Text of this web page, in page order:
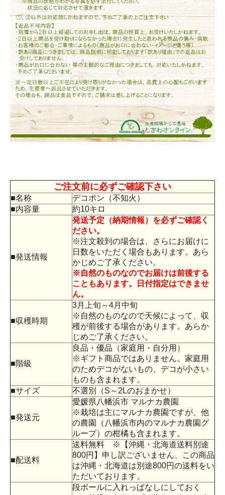
ご注文前に必ずご確認下さい
■名称
デコポン（不知火）
■内容量
約10キロ
■発送情報
発送予定（納期情報）を必ずご確認く
ださい。
※注文殺到の場合は、さらにお届けに
日数をいただく場合もあります。あら
かじめご了承ください。
※自然のものなのでお届けは前後する
こともあります。日付指定はできませ
ん。
■収穫時期
3月上旬～4月中旬
※自然のものなので天候によって、収
穫が前後する場合があります。あらか
じめご了承ください。
■階級
良品・優品（家庭用・自分用）
※ギフト商品ではありません。家庭用
のためデコがないもの、デコが小さい
ものも含まれます。
■サイズ
不選別（S～2Lのおまかせ）
■発送元
愛媛県八幡浜市 マルナカ農園
※栽培は主にマルナカ農園ですが、他
の農園（八幡浜市内のマルナカ農園グ
ループ）の柑橘も含まれます。
■配送料
送料無料 ※【沖縄・北海道送料別途
800円】申し訳ございません、この商品
は沖縄・北海道は別途800円の送料をい
ただいております。
段ボールに入れっぱなしにしておく